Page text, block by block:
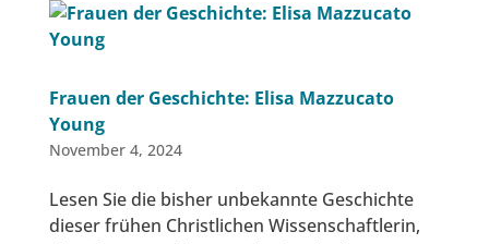
Frauen der Geschichte: Elisa Mazzucato
Young
November 4, 2024
Lesen Sie die bisher unbekannte Geschichte
dieser frühen Christlichen Wissenschaftlerin,